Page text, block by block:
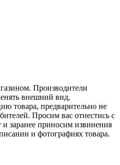
Производители
внешний вид,
товара, предварительно не
Просим вас отнестись с
заранее приносим извинения
и фотографиях товара.